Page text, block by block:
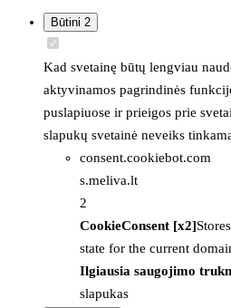
Būtini 2
Kad svetainę būtų lengviau
aktyvinamos pagrindinės
puslapiuose ir prieigos prie
slapukų svetainė neveiks
consent.cookiebot.com
s.meliva.lt
2
CookieConsent [x2]
state for the current
Ilgiausia saugojimo
slapukas